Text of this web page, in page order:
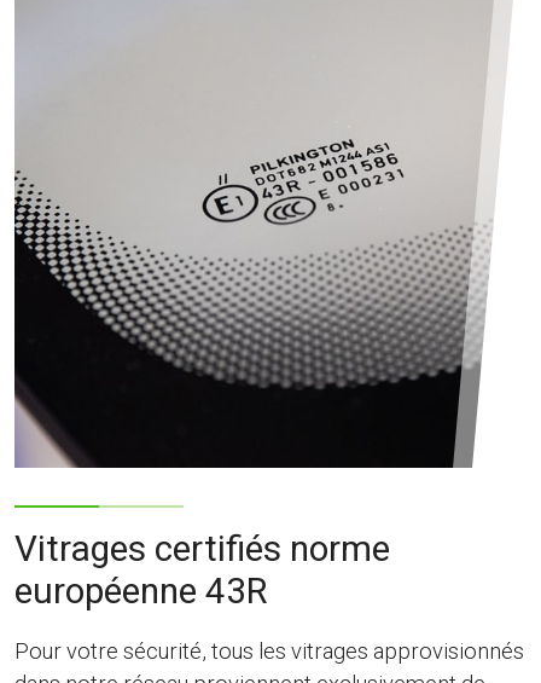
Vitrages certifiés norme
européenne 43R
Pour votre sécurité, tous les vitrages approvisionnés